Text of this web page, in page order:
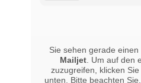
Sie sehen gerade
Mailjet . Um auf den
zuzugreifen, klicken
unten. Bitte beachten